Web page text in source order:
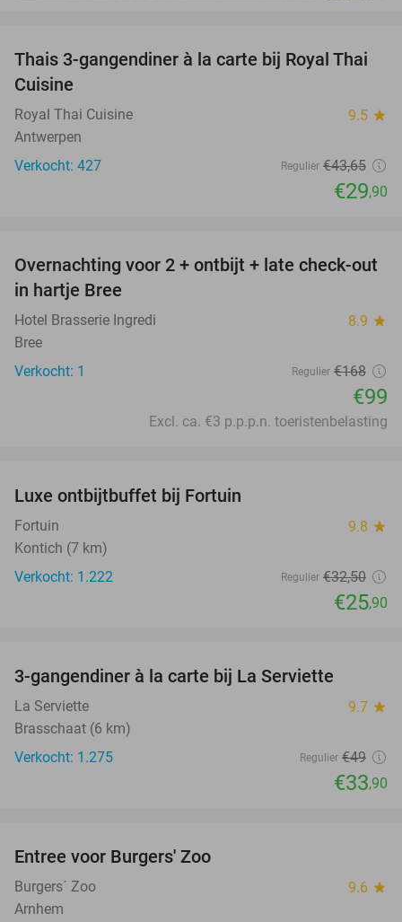
32%
Thais 3-gangendiner à la carte bij Royal Thai
Cuisine
Royal Thai Cuisine 9.5 star
Antwerpen
Verkocht: 427
Regulier €43,65
€29,90
41%
TODAY
Overnachting voor 2 + ontbijt + late check-out
in hartje Bree
Hotel Brasserie Ingredi 8.9 star
Bree
Verkocht: 1
Regulier €168
€99
Excl. ca. €3 p.p.p.n. toeristenbelasting
Luxe ontbijtbuffet bij Fortuin
Fortuin 9.8 star
Kontich (7 km)
Verkocht: 1.222
Regulier €32,50
€25,90
3-gangendiner à la carte bij La Serviette
La Serviette 9.7 star
Brasschaat (6 km)
Verkocht: 1.275
Regulier €49
€33,90
Entree voor Burgers' Zoo
Burgers´ Zoo 9.6 star
Arnhem